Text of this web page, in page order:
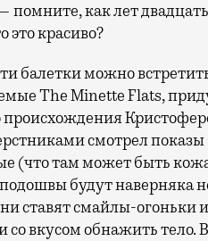
помните, как лет
это красиво?
балетки можно
The Minette Flats,
происхождения
смотрел
(что там может быть
будут наверняка
ставят смайлы-огоньки
со вкусом обнажить